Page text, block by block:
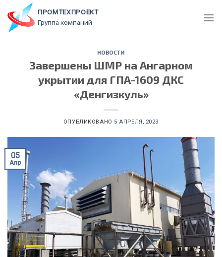
content
ПРОМТЕХПРОЕКТ
Группа компаний
НОВОСТИ
Завершены ШМР на Ангарном
укрытии для ГПА-1609 ДКС
«Денгизкуль»
ОПУБЛИКОВАНО 5 АПРЕЛЯ, 2023
05
Апр